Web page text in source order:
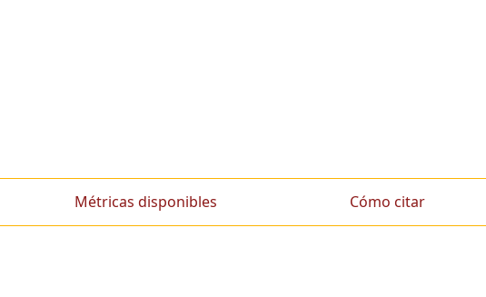
Métricas disponibles Cómo citar